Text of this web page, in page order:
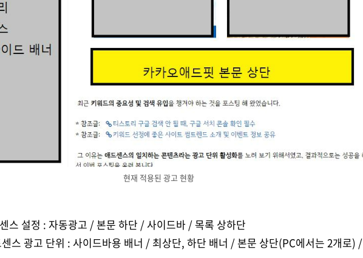
현재 적용된 광고 현황
스 설정 : 자동광고 / 본문 하단 / 사이드바 / 목록 상하단
스 광고 단위 : 사이드바용 배너 / 최상단, 하단 배너 / 본문 상단(PC에서는 2개로) /